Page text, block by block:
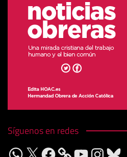
Síguenos en redes
WhatsApp
X Facebook YouTubeInstagram
Bluesky